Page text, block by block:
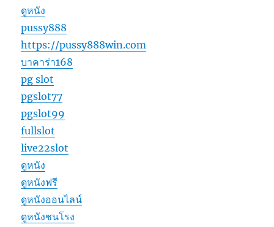
ดูหนัง
pussy888
https://pussy888win.com
บาคาร่า168
pg slot
pgslot77
pgslot99
fullslot
live22slot
ดูหนัง
ดูหนังฟรี
ดูหนังออนไลน์
ดูหนังชนโรง